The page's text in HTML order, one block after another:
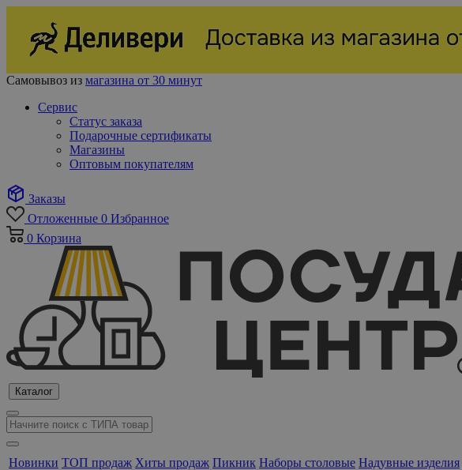
Самовывоз из магазина от 30 минут
Сервис
Статус заказа
Подарочные сертификаты
Магазины
Оптовым покупателям
Заказы
Отложенные 0 Избранное
0 Корзина
Каталог
Новинки ТОП продаж Хиты продаж Пикник Наборы столовые Надувные изделия